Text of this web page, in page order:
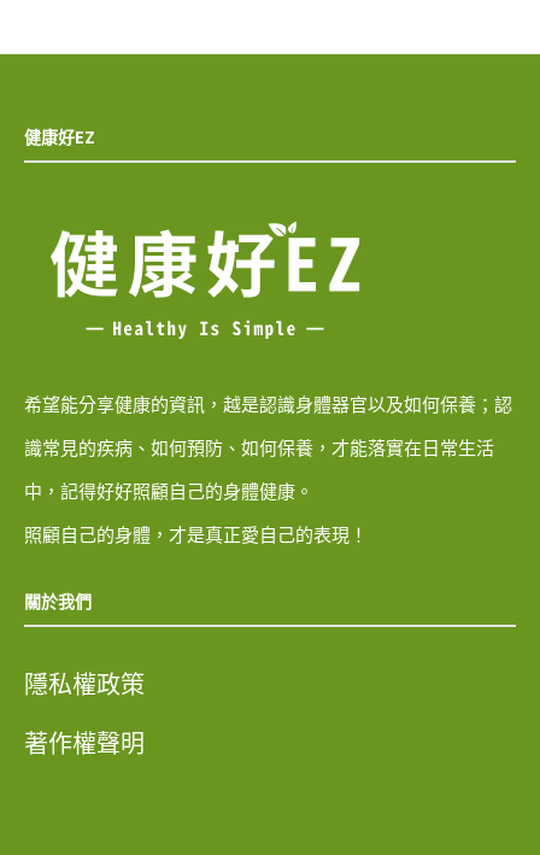
健康好EZ
希望能分享健康的資訊，越是認識身體器官以及如何保養；認
識常見的疾病、如何預防、如何保養，才能落實在日常生活
中，記得好好照顧自己的身體健康。
照顧自己的身體，才是真正愛自己的表現！
關於我們
隱私權政策
著作權聲明